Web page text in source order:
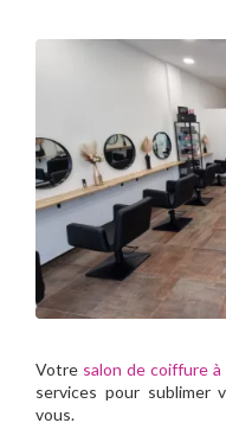
Votre salon de coiffure
services pour sublimer
vous.